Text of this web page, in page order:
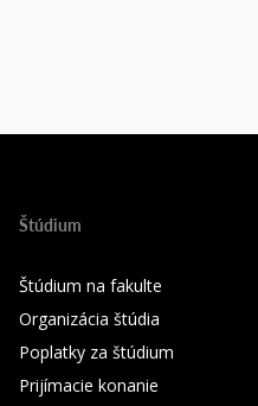
Štúdium
Štúdium na fakulte
Organizácia štúdia
Poplatky za štúdium
Prijímacie konanie